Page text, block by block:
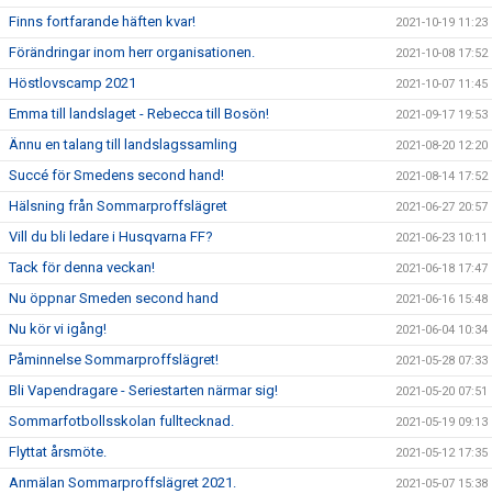
Finns fortfarande häften kvar! 2021-10-19 11:23
Förändringar inom herr organisationen. 2021-10-08 17:52
Höstlovscamp 2021 2021-10-07 11:45
Emma till landslaget - Rebecca till Bosön! 2021-09-17 19:53
Ännu en talang till landslagssamling 2021-08-20 12:20
Succé för Smedens second hand! 2021-08-14 17:52
Hälsning från Sommarproffslägret 2021-06-27 20:57
Vill du bli ledare i Husqvarna FF? 2021-06-23 10:11
Tack för denna veckan! 2021-06-18 17:47
Nu öppnar Smeden second hand 2021-06-16 15:48
Nu kör vi igång! 2021-06-04 10:34
Påminnelse Sommarproffslägret! 2021-05-28 07:33
Bli Vapendragare - Seriestarten närmar sig! 2021-05-20 07:51
Sommarfotbollsskolan fulltecknad. 2021-05-19 09:13
Flyttat årsmöte. 2021-05-12 17:35
Anmälan Sommarproffslägret 2021. 2021-05-07 15:38